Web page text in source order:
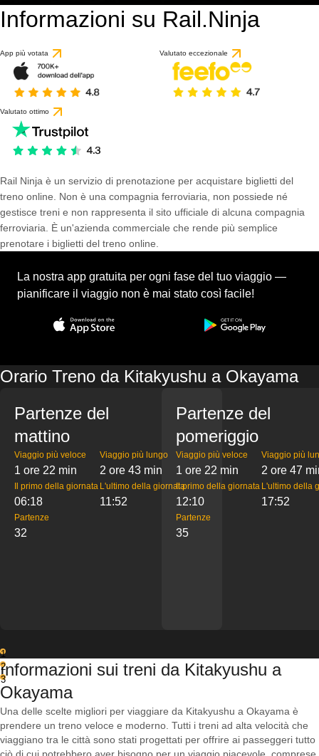
Informazioni su Rail.Ninja
App più votata Valutato eccezionale
Valutato ottimo
Rail Ninja è un servizio di prenotazione per acquistare biglietti del
treno online. Non è una compagnia ferroviaria, non possiede né
gestisce treni e non rappresenta il sito ufficiale di alcuna compagnia
ferroviaria. È un'azienda commerciale che rende più semplice
prenotare i biglietti del treno online.
La nostra app gratuita per ogni fase del tuo viaggio —
pianificare il viaggio non è mai stato così facile!
Orario Treno da Kitakyushu a Okayama
Partenze del
mattino
Viaggio più veloce
1 ore 22 min
Viaggio più lungo
2 ore 43 min
Il primo della giornata
06:18
L'ultimo della giornata
11:52
Partenze
32
Partenze del
pomeriggio
Viaggio più veloce
1 ore 22 min
Viaggio più
2 ore 47
Il primo della giornata
12:10
L'ultimo della
17:52
Partenze
35
1
2
3
Informazioni sui treni da Kitakyushu a
Okayama
Una delle scelte migliori per viaggiare da Kitakyushu a Okayama è
prendere un treno veloce e moderno. Tutti i treni ad alta velocità che
viaggiano tra le città sono stati progettati per offrire ai passeggeri tutto